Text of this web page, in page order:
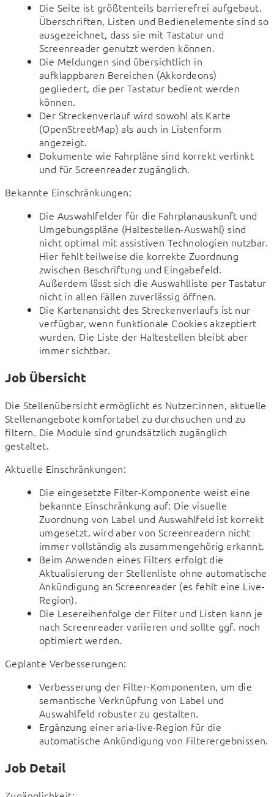
Die Seite ist größtenteils barrierefrei aufgebaut.
Überschriften, Listen und Bedienelemente sind so
ausgezeichnet, dass sie mit Tastatur und
Screenreader genutzt werden können.
Die Meldungen sind übersichtlich in
aufklappbaren Bereichen (Akkordeons)
gegliedert, die per Tastatur bedient werden
können.
Der Streckenverlauf wird sowohl als Karte
(OpenStreetMap) als auch in Listenform
angezeigt.
Dokumente wie Fahrpläne sind korrekt verlinkt
und für Screenreader zugänglich.
Bekannte Einschränkungen:
Die Auswahlfelder für die Fahrplanauskunft und
Umgebungspläne (Haltestellen-Auswahl) sind
nicht optimal mit assistiven Technologien nutzbar.
Hier fehlt teilweise die korrekte Zuordnung
zwischen Beschriftung und Eingabefeld.
Außerdem lässt sich die Auswahlliste per Tastatur
nicht in allen Fällen zuverlässig öffnen.
Die Kartenansicht des Streckenverlaufs ist nur
verfügbar, wenn funktionale Cookies akzeptiert
wurden. Die Liste der Haltestellen bleibt aber
immer sichtbar.
Job Übersicht
Die Stellenübersicht ermöglicht es Nutzer:innen, aktuelle
Stellenangebote komfortabel zu durchsuchen und zu
filtern. Die Module sind grundsätzlich zugänglich
gestaltet.
Aktuelle Einschränkungen:
Die eingesetzte Filter-Komponente weist eine
bekannte Einschränkung auf: Die visuelle
Zuordnung von Label und Auswahlfeld ist korrekt
umgesetzt, wird aber von Screenreadern nicht
immer vollständig als zusammengehörig erkannt.
Beim Anwenden eines Filters erfolgt die
Aktualisierung der Stellenliste ohne automatische
Ankündigung an Screenreader (es fehlt eine Live-
Region).
Die Lesereihenfolge der Filter und Listen kann je
nach Screenreader variieren und sollte ggf. noch
optimiert werden.
Geplante Verbesserungen:
Verbesserung der Filter-Komponenten, um die
semantische Verknüpfung von Label und
Auswahlfeld robuster zu gestalten.
Ergänzung einer aria-live-Region für die
automatische Ankündigung von Filterergebnissen.
Job Detail